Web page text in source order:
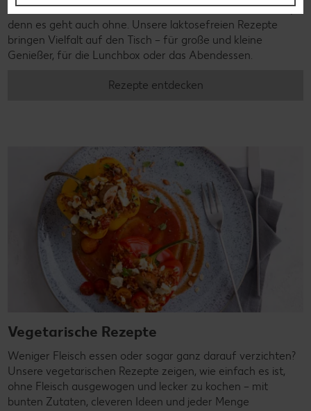
Laktoseintoleranz muss dich kulinarisch nicht ausbremsen,
denn es geht auch ohne. Unsere laktosefreien Rezepte
bringen Vielfalt auf den Tisch – für große und kleine
Genießer, für die Lunchbox oder das Abendessen.
Rezepte entdecken
Vegetarische Rezepte
Weniger Fleisch essen oder sogar ganz darauf verzichten?
Unsere vegetarischen Rezepte zeigen, wie einfach es ist,
ohne Fleisch ausgewogen und lecker zu kochen – mit
bunten Zutaten, cleveren Ideen und jeder Menge